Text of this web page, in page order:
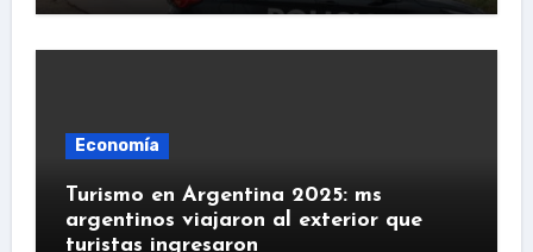
Economía
Turismo en Argentina 2025: ms
argentinos viajaron al exterior que
turistas ingresaron